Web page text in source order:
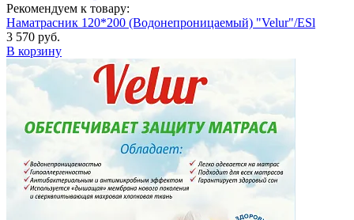
Рекомендуем к товару:
Наматрасник 120*200 (Водонепроницаемый) "Velur"/ESl
3 570 руб.
В корзину